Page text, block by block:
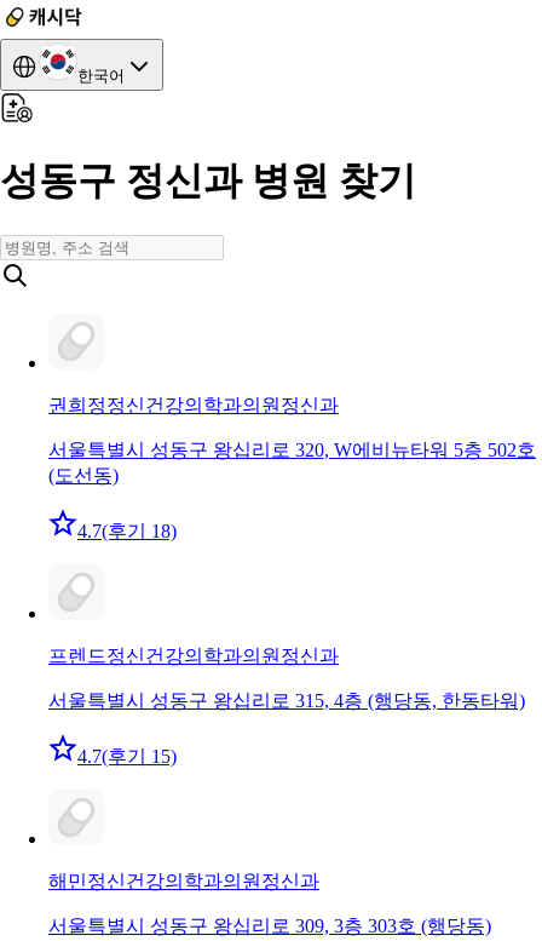
한국어
성동구 정신과 병원 찾기
권희정정신건강의학과의원 정신과
서울특별시 성동구 왕십리로 320, W에비뉴타워 5층 502호
(도선동)
4.7(후기 18)
프렌드정신건강의학과의원 정신과
서울특별시 성동구 왕십리로 315, 4층 (행당동, 한동타워)
4.7(후기 15)
해민정신건강의학과의원 정신과
서울특별시 성동구 왕십리로 309, 3층 303호 (행당동)